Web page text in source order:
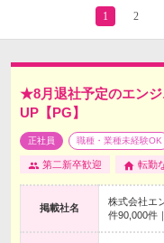
1 2
★8月退社予定のエン
UP【PG】
正社員 職種・業種未経験OK
第二新卒歓迎 転勤
掲載社名
株式会社エ
件90,000件